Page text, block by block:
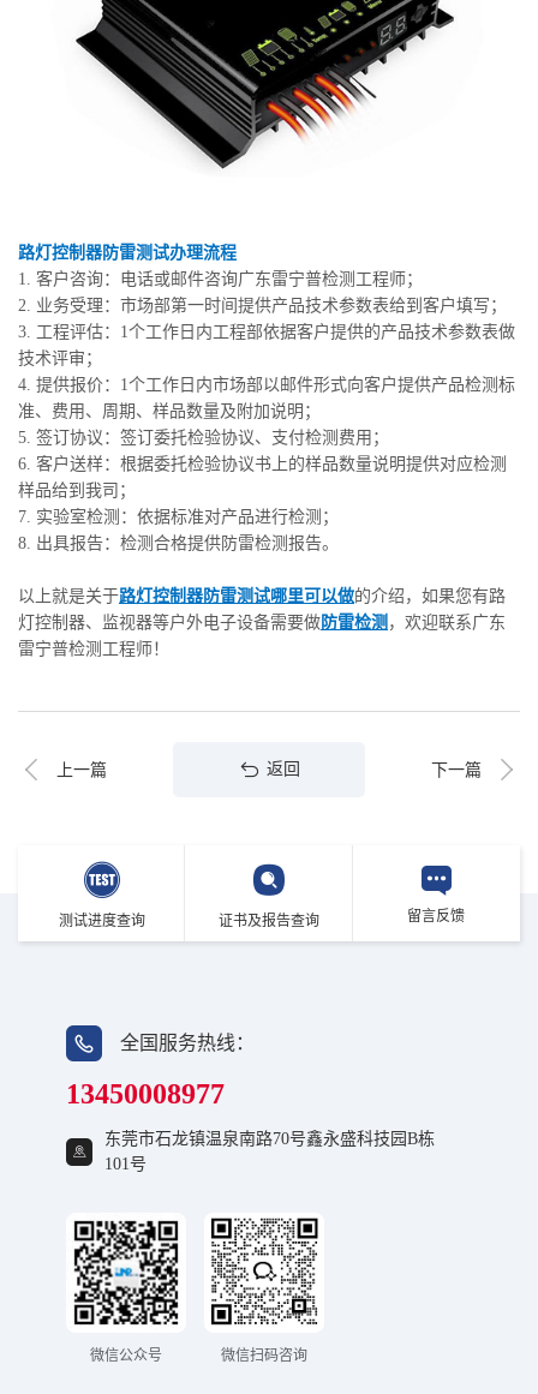
路灯控制器防雷测试办理流程
1. 客户咨询：电话或邮件咨询广东雷宁普检测工程师；
2. 业务受理：市场部第一时间提供产品技术参数表给到客户填写；
3. 工程评估：1个工作日内工程部依据客户提供的产品技术参数表做
技术评审；
4. 提供报价：1个工作日内市场部以邮件形式向客户提供产品检测标
准、费用、周期、样品数量及附加说明；
5. 签订协议：签订委托检验协议、支付检测费用；
6. 客户送样：根据委托检验协议书上的样品数量说明提供对应检测
样品给到我司；
7. 实验室检测：依据标准对产品进行检测；
8. 出具报告：检测合格提供防雷检测报告。
以上就是关于路灯控制器防雷测试哪里可以做的介绍，如果您有路
灯控制器、监视器等户外电子设备需要做防雷检测 ，欢迎联系广东
雷宁普检测工程师！
上一篇 返回 下一篇
测试进度查询 证书及报告查询 留言反馈
全国服务热线：
13450008977
东莞市石龙镇温泉南路70号鑫永盛科技园B栋
101号
微信公众号 微信扫码咨询